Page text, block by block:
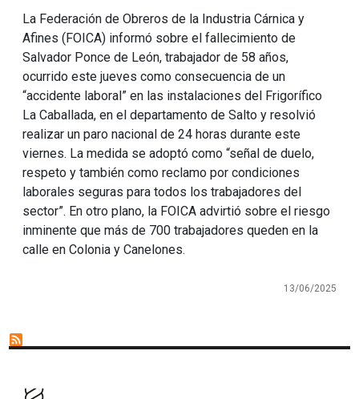
La Federación de Obreros de la Industria Cárnica y
Afines (FOICA) informó sobre el fallecimiento de
Salvador Ponce de León, trabajador de 58 años,
ocurrido este jueves como consecuencia de un
“accidente laboral” en las instalaciones del Frigorífico
La Caballada, en el departamento de Salto y resolvió
realizar un paro nacional de 24 horas durante este
viernes. La medida se adoptó como “señal de duelo,
respeto y también como reclamo por condiciones
laborales seguras para todos los trabajadores del
sector”. En otro plano, la FOICA advirtió sobre el riesgo
inminente que más de 700 trabajadores queden en la
calle en Colonia y Canelones.
13/06/2025